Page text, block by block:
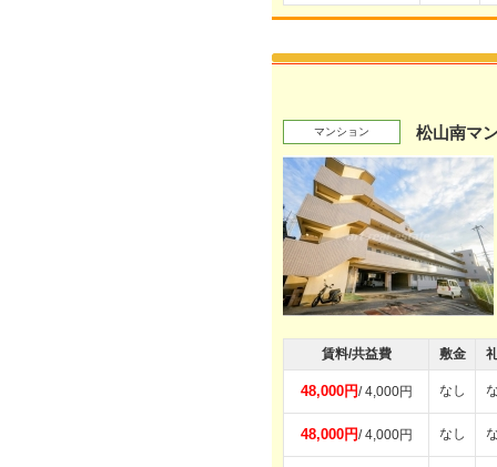
マンション 松山南マ
賃料/共益費 敷金
48,000円/ 4,000円 なし
48,000円/ 4,000円 なし